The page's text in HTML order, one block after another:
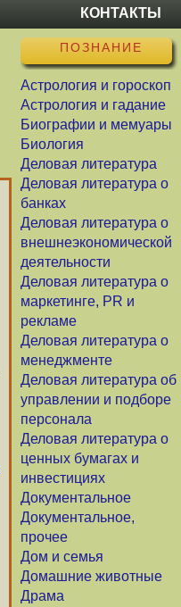
КОНТАКТЫ
ПОЗНАНИЕ
Астрология и гороскоп
Астрология и гадание
Биографии и мемуары
Биология
Деловая литература
Деловая литература о
банках
Деловая литература о
внешнеэкономической
деятельности
Деловая литература о
маркетинге, PR и
рекламе
Деловая литература о
менеджменте
Деловая литература об
управлении и подборе
персонала
Деловая литература о
ценных бумагах и
инвестициях
Документальное
Документальное,
прочее
Дом и семья
Домашние животные
Драма